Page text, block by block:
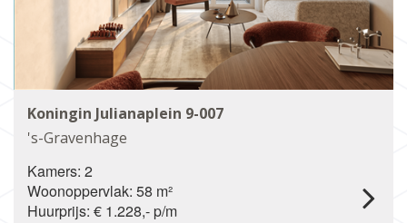
Koningin Julianaplein 9-007
's-Gravenhage
Kamers: 2
Woonoppervlak: 58 m²
Huurprijs: € 1.228,- p/m